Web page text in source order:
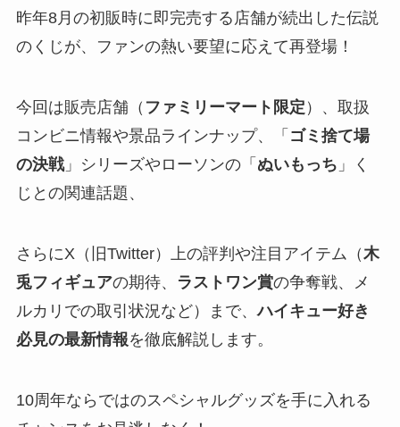
昨年8月の初販時に即完売する店舗が続出した伝説
のくじが、ファンの熱い要望に応えて再登場！
今回は販売店舗（ ファミリーマート限定 ）、取扱
コンビニ情報や景品ラインナップ、「 ゴミ捨て場
の決戦」シリーズやローソンの「 ぬいもっち 」く
じとの関連話題、
さらにX（旧Twitter）上の評判や注目アイテム（木
兎フィギュアの期待、 ラストワン賞の争奪戦、メ
ルカリでの取引状況など）まで、ハイキュー好き
必見の最新情報を徹底解説します。
10周年ならではのスペシャルグッズを手に入れる